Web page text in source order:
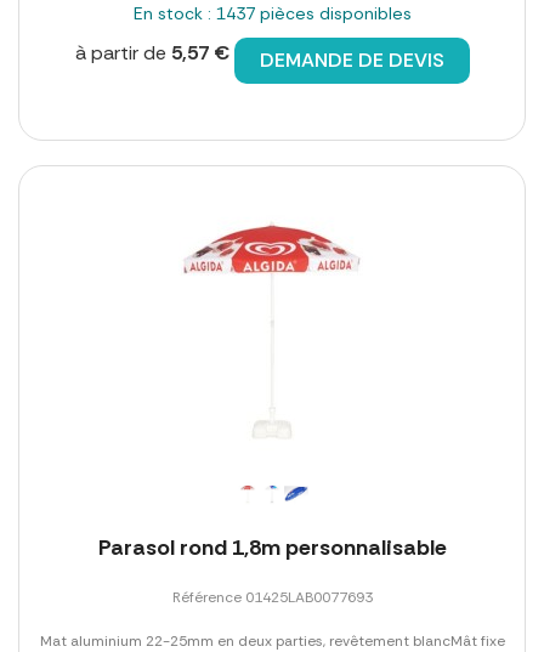
En stock : 1437 pièces disponibles
à partir de 5,57 € DEMANDE DE DEVIS
Parasol rond 1,8m personnalisable
Référence 01425LAB0077693
Mat aluminium 22-25mm en deux parties, revêtement blancMât fixe